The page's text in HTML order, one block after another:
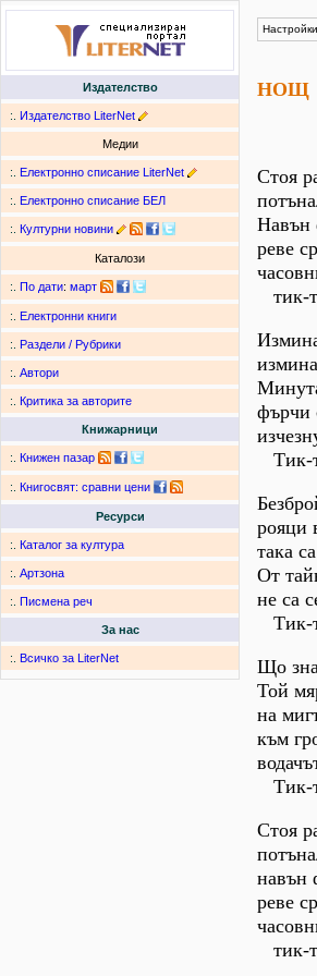
Издателство
:. Издателство LiterNet
Медии
:. Електронно списание LiterNet
:. Електронно списание БЕЛ
:. Културни новини
Каталози
:. По дати: март
:. Електронни книги
:. Раздели / Рубрики
:. Автори
:. Критика за авторите
Книжарници
:. Книжен пазар
:. Книгосвят: сравни цени
Ресурси
:. Каталог за култура
:. Артзона
:. Писмена реч
За нас
:. Всичко за LiterNet
НОЩ
Стоя
Навън
реве
тик-
фърчи
Тик-
рояци
така
От
не са
Тик-
Що
Той
на
към
Тик-
Стоя
навън
реве
тик-